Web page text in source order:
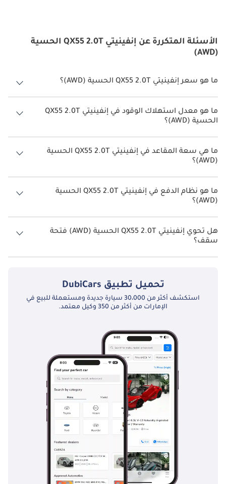
الأسئلة المتكررة عن إنفينيتي QX55 2.0T الحسية
(AWD)
ما هو سعر إنفينيتي QX55 2.0T الحسية (AWD)؟
سعر إنفينيتي QX55 2.0T الحسية (AWD) هو درهم 238,000.
ما هو معدل استهلاك الوقود في إنفينيتي QX55 2.0T
الحسية (AWD)؟
يبلغ معدل استهلاك الوقود المقترح من الشركة المصنعة لسيارة إنفينيتي
QX55 2026 من 10 كم/ليتر.
ما هي سعة المقاعد في إنفينيتي QX55 2.0T الحسية
(AWD)؟
تتسع إنفينيتي QX55 2.0T الحسية (AWD) لأ 5 أشخاص.
ما هو نظام الدفع في إنفينيتي QX55 2.0T الحسية
(AWD)؟
نظام الدفع في إنفينيتي QX55 All Wheel Drive 2.0T الحسية (AWD).
هل تحوي إنفينيتي QX55 2.0T الحسية (AWD) فتحة
سقف؟
نعم توفر إنفينيتي QX55 2.0T الحسية (AWD) فتحة السقف كخيار.
تحميل تطبيق DubiCars
استكشف أكثر من 30،000 سيارة جديدة ومستعملة للبيع في
الإمارات من أكثر من 350 وكيل معتمد.